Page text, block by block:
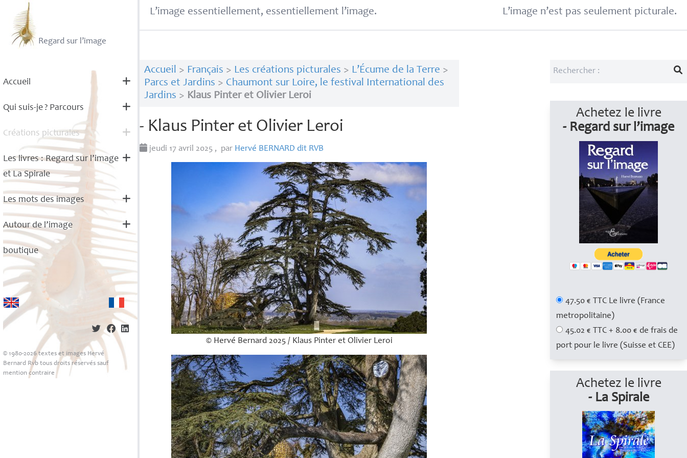
Regard sur l’image
Accueil
Qui suis-je? Parcours
Créations picturales
Les livres : Regard sur l’image
et La Spirale
Les mots des images
Autour de l’image
boutique
© 1980-2026 textes et images Hervé
Bernard Rvb tous droits réservés sauf
mention contraire
L’image essentiellement, essentiellement l’image. L’image n’est pas seulement picturale.
Accueil > Français > Les créations picturales > L’Écume de la Terre >
Parcs et Jardins > Chaumont sur Loire, le festival International des
Jardins > Klaus Pinter et Olivier Leroi
- Klaus Pinter et Olivier Leroi
jeudi 17 avril 2025 , par Hervé BERNARD dit RVB
© Hervé Bernard 2025 / Klaus Pinter et Olivier Leroi
Achetez le livre
- Regard sur l’image
47.50 € TTC Le livre (France
metropolitaine)
45.02 € TTC + 8.00 € de frais de
port pour le livre (Suisse et CEE)
Achetez le livre
- La Spirale